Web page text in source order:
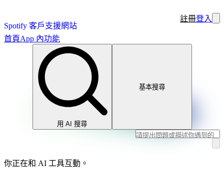
Spotify 客戶支援網站
註冊登入
首頁App 內功能
用 AI 搜尋
基本搜尋
你正在和 AI 工具互動。